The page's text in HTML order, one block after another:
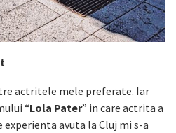
actritele mele preferate. Iar
“Lola Pater” in care actrita a
avuta la Cluj mi s-a